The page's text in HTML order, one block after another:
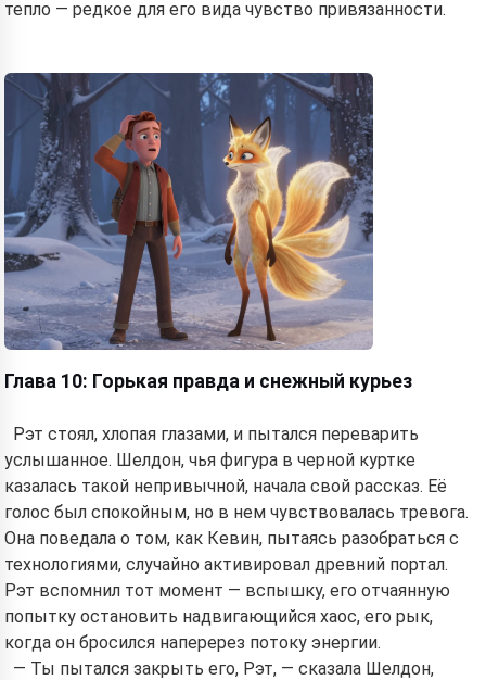
тепло — редкое для его вида чувство привязанности.
Глава 10: Горькая правда и снежный курьез
Рэт стоял, хлопая глазами, и пытался переварить
услышанное. Шелдон, чья фигура в черной куртке
казалась такой непривычной, начала свой рассказ. Её
голос был спокойным, но в нем чувствовалась тревога.
Она поведала о том, как Кевин, пытаясь разобраться с
технологиями, случайно активировал древний портал.
Рэт вспомнил тот момент — вспышку, его отчаянную
попытку остановить надвигающийся хаос, его рык,
когда он бросился наперерез потоку энергии.
— Ты пытался закрыть его, Рэт, — сказала Шелдон,